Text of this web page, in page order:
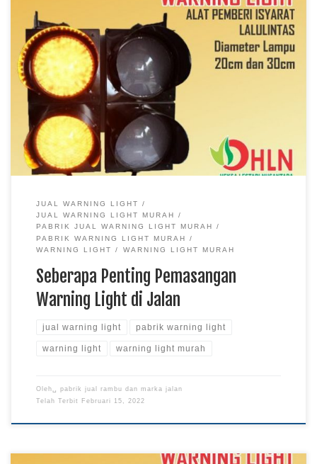
JUAL WARNING LIGHT
JUAL WARNING LIGHT MURAH
PABRIK JUAL WARNING LIGHT MURAH
PABRIK WARNING LIGHT MURAH
WARNING LIGHT
WARNING LIGHT MURAH
Seberapa Penting Pemasangan
Warning Light di Jalan
jual warning light pabrik warning light
warning light warning light murah
Oleh␣ pabrik jual rambu dan marka jalan
Telah Terbit
Februari 15, 2022